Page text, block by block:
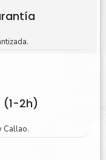
(1-2h)
Callao.